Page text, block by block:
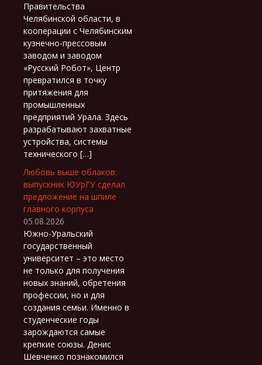
Правительства
Челябинской области, в
кооперации с Челябинским
кузнечно-прессовым
заводом и заводом
«Русский Робот», Центр
превратился в точку
притяжения для
промышленных
предприятий Урала. Здесь
разрабатывают захватные
устройства, системы
технического […]
Любовь выше облаков:
выпускник ЮУрГУ сделал
предложение на шпиле
главного корпуса
05.08.2026
Южно-Уральский
государственный
университет – это место
не только для получения
новых знаний, обретения
профессии, но и для
создания семьи. Именно в
студенческие годы
зарождаются самые
крепкие союзы. Денис
Шевченко познакомился